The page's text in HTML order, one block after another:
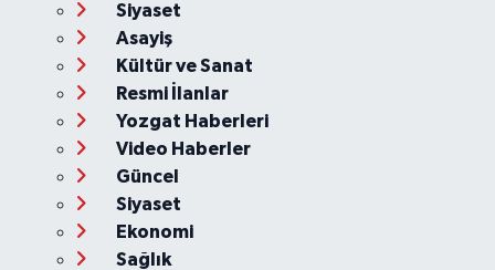
Siyaset
Asayiş
Kültür ve Sanat
Resmi İlanlar
Yozgat Haberleri
Video Haberler
Güncel
Siyaset
Ekonomi
Sağlık